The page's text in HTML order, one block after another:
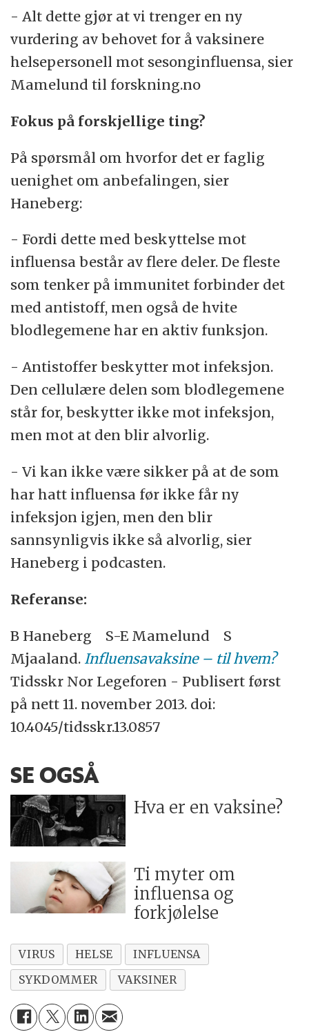
- Alt dette gjør at vi trenger en ny
vurdering av behovet for å vaksinere
helsepersonell mot sesonginfluensa, sier
Mamelund til forskning.no
Fokus på forskjellige ting?
På spørsmål om hvorfor det er faglig
uenighet om anbefalingen, sier
Haneberg:
- Fordi dette med beskyttelse mot
influensa består av flere deler. De fleste
som tenker på immunitet forbinder det
med antistoff, men også de hvite
blodlegemene har en aktiv funksjon.
- Antistoffer beskytter mot infeksjon.
Den cellulære delen som blodlegemene
står for, beskytter ikke mot infeksjon,
men mot at den blir alvorlig.
- Vi kan ikke være sikker på at de som
har hatt influensa før ikke får ny
infeksjon igjen, men den blir
sannsynligvis ikke så alvorlig, sier
Haneberg i podcasten.
Referanse:
B Haneberg S-E Mamelund S
Mjaaland. Influensavaksine – til hvem?
Tidsskr Nor Legeforen - Publisert først
på nett 11. november 2013. doi:
10.4045/tidsskr.13.0857
SE OGSÅ
Hva er en vaksine?
Ti myter om
influensa og
forkjølelse
VIRUS HELSE
INFLUENSA
SYKDOMMER
VAKSINER